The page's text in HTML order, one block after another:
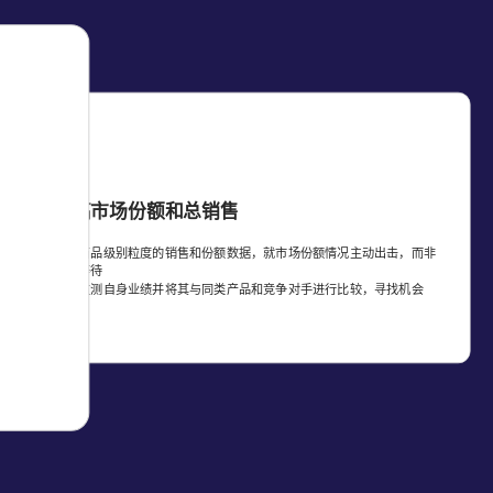
提高市场份额和总销售
利用商品级别粒度的销售和份额数据，就市场份额情况主动出击，而非
被动等待
积极监测自身业绩并将其与同类产品和竞争对手进行比较，寻找机会